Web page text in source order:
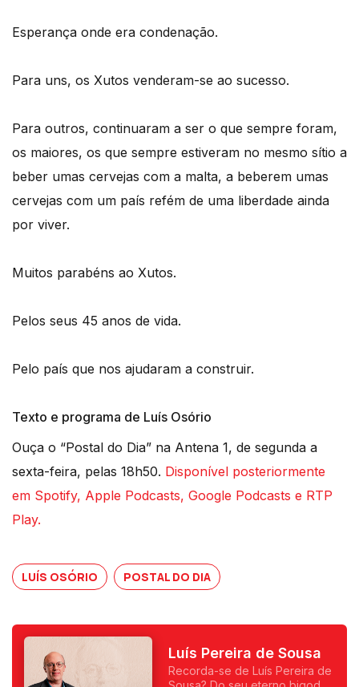
Esperança onde era condenação.
Para uns, os Xutos venderam-se ao sucesso.
Para outros, continuaram a ser o que sempre foram,
os maiores, os que sempre estiveram no mesmo sítio a
beber umas cervejas com a malta, a beberem umas
cervejas com um país refém de uma liberdade ainda
por viver.
Muitos parabéns ao Xutos.
Pelos seus 45 anos de vida.
Pelo país que nos ajudaram a construir.
Texto e programa de Luís Osório
Ouça o “Postal do Dia” na Antena 1, de segunda a
sexta-feira, pelas 18h50. Disponível posteriormente
em Spotify, Apple Podcasts, Google Podcasts e RTP
Play.
LUÍS OSÓRIO POSTAL DO DIA
Luís Pereira de Sousa
Recorda-se de Luís Pereira de